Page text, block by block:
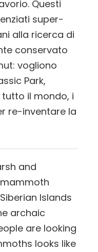
Questi
super-
alla ricerca di
conservato
vogliono
Park,
il mondo, i
re-inventare la
and
Islands
archaic
are looking
looks like